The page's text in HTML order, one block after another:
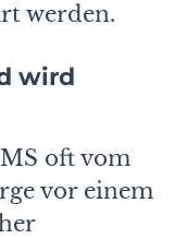
werden.
wird
oft vom
vor einem